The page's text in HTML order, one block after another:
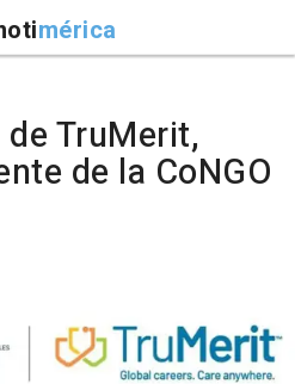
mérica
TruMerit,
de la CoNGO